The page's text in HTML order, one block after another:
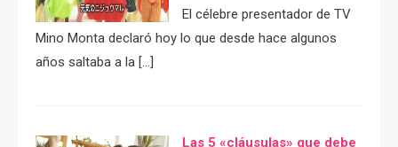
El célebre presentador de TV
Mino Monta declaró hoy lo que desde hace algunos
años saltaba a la […]
Las 5 «cláusulas» que debe